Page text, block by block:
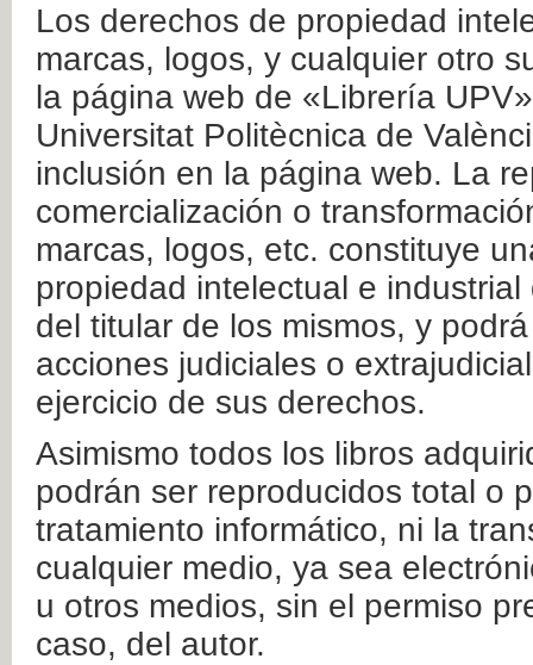
Los derechos de propiedad
marcas, logos, y cualquier otro
la página web de «Librería
Universitat Politècnica de
inclusión en la página web. La
comercialización o
marcas, logos, etc. constituye
propiedad intelectual e
del titular de los mismos, y
acciones judiciales o
ejercicio de sus derechos.
Asimismo todos los libros
podrán ser reproducidos total o
tratamiento informático, ni la
cualquier medio, ya sea
u otros medios, sin el permiso
caso, del autor.